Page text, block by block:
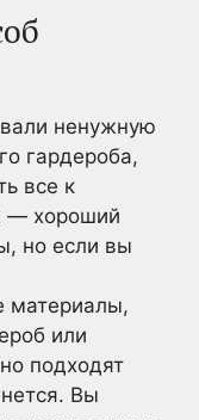
ненужную
гардероба,
все к
— хороший
но если вы
материалы,
или
подходят
Вы